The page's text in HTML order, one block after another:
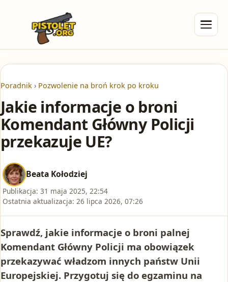
Poradnik › Pozwolenie na broń krok po kroku
Jakie informacje o broni
Komendant Główny Policji
przekazuje UE?
Beata Kołodziej
Publikacja: 31 maja 2025, 22:54
Ostatnia aktualizacja: 26 lipca 2026, 07:26
Sprawdź, jakie informacje o broni palnej
Komendant Główny Policji ma obowiązek
przekazywać władzom innych państw Unii
Europejskiej. Przygotuj się do egzaminu na